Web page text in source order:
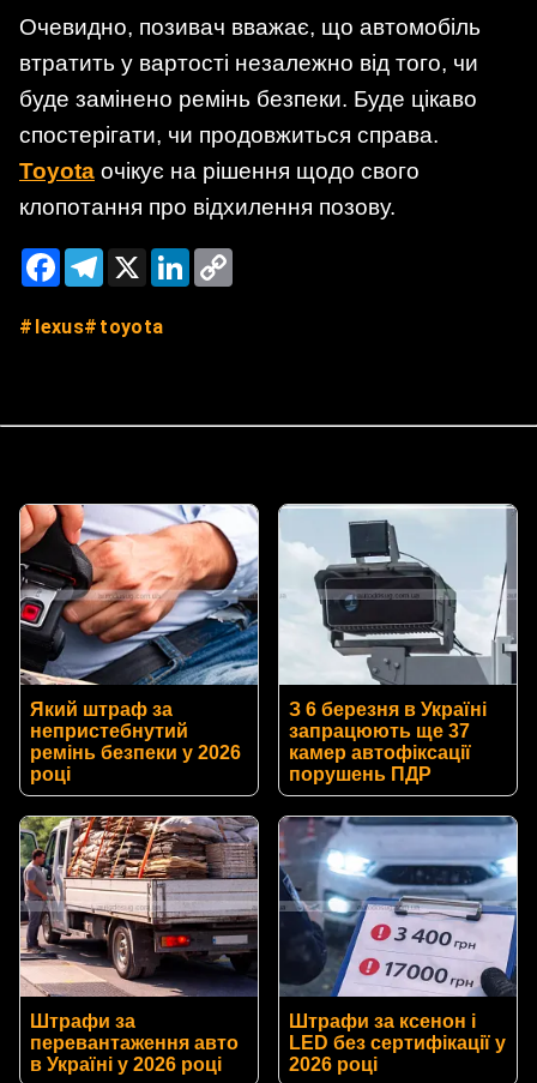
Очевидно, позивач вважає, що автомобіль
втратить у вартості незалежно від того, чи
буде замінено ремінь безпеки. Буде цікаво
спостерігати, чи продовжиться справа.
Toyota очікує на рішення щодо свого
клопотання про відхилення позову.
FacebookTelegram
X LinkedIn
lexus toyota
Який штраф за
непристебнутий
ремінь безпеки у 2026
році
З 6 березня в Україні
запрацюють ще 37
камер автофіксації
порушень ПДР
Штрафи за
перевантаження авто
в Україні у 2026 році
Штрафи за ксенон і
LED без сертифікації у
2026 році